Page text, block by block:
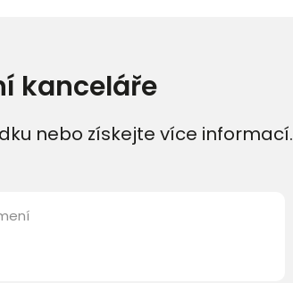
kanceláře
nebo získejte více informací.